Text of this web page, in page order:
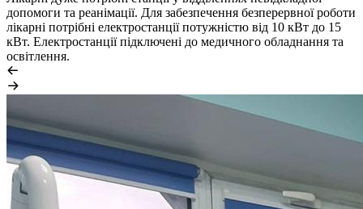
допомоги та реанімації. Для забезпечення безперервної роботи
лікарні потрібні електростанції потужністю від 10 кВт до 15
кВт. Електростанції підключені до медичного обладнання та
освітлення.